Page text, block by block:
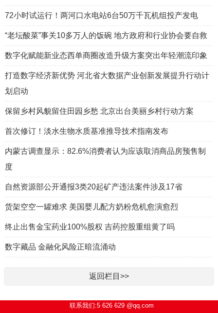
72小时试运行！两河口水电站6台50万千瓦机组投产发电
“老坛酸菜”事关10多万人的饭碗 地方政府和行业协会要自救
数字化赋能新业态西单商圈改造升级方案突出年轻潮流印象
打造数字经济新优势 河北省大数据产业创新发展提升行动计
划启动
保留乡村风貌留住田园乡愁 北京出台美丽乡村行动方案
首次修订！淡水生物水质基准推导技术指南发布
内蒙古调查显示：82.6%消费者认为应该取消商品房预售制
度
自然资源部公开通报3类20起矿产违法案件涉及17省
货架空空一罐难求 美国婴儿配方奶粉危机愈演愈烈
终止出售金宝药业100%股权 吉药控股重组黄了吗
数字藏品 金融化风险正暗流涌动
返回栏目>>
联系我们:5 626 629 @qq.com